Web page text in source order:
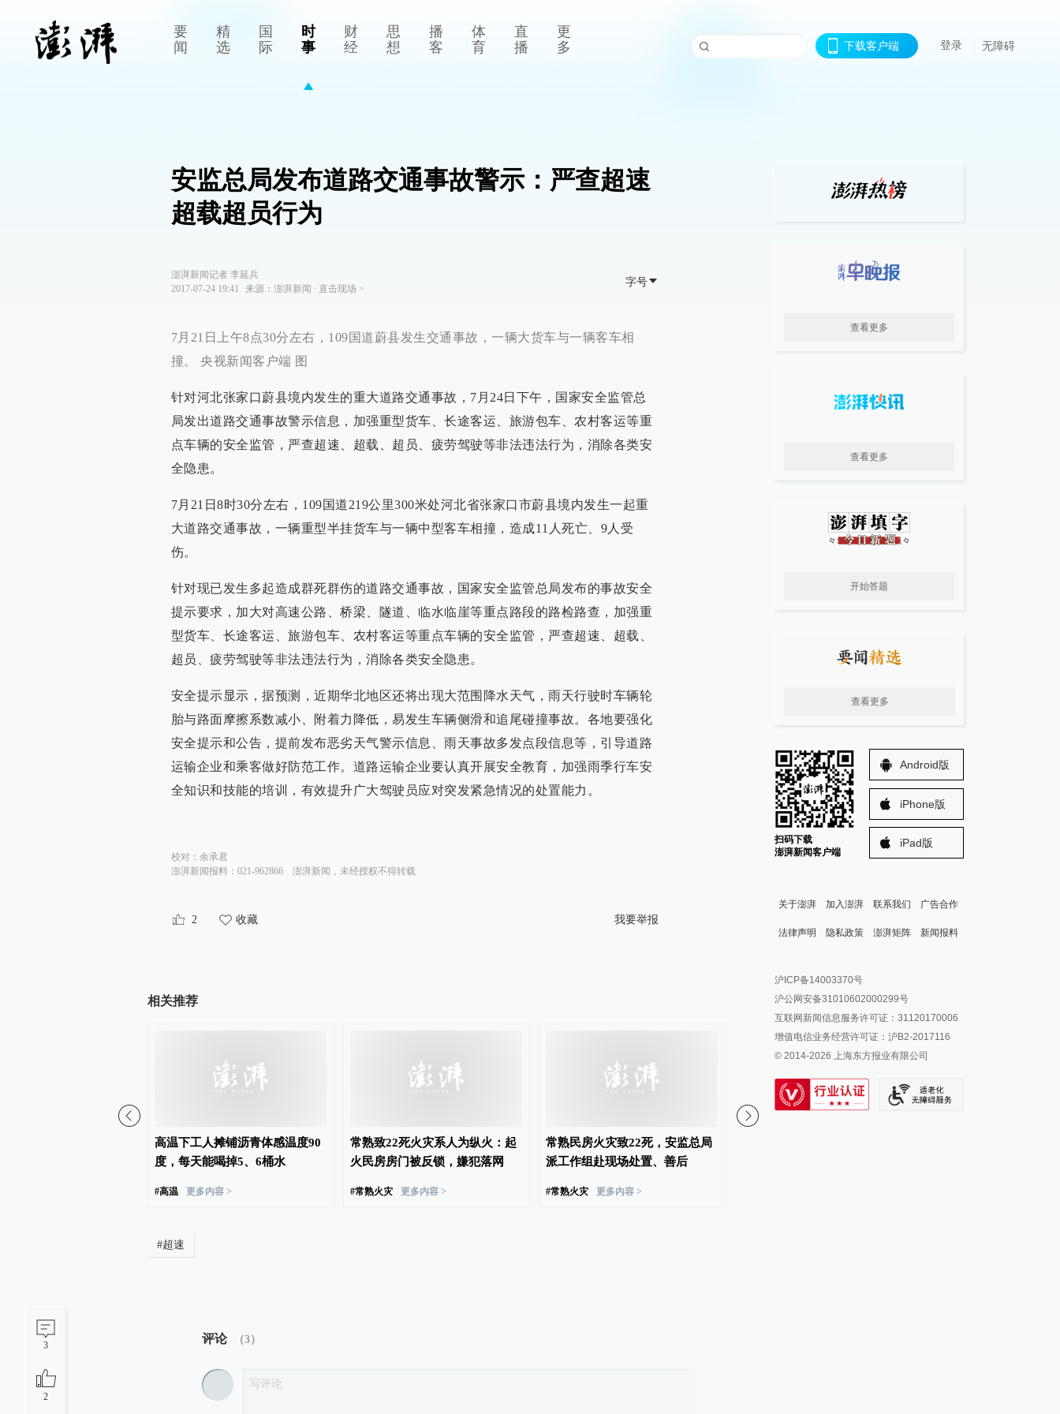
要
闻
精
选
国
际
时
事
财
经
思
想
播
客
体
育
直
播
更
多
下载客户端 登录 无障碍
3
2
安监总局发布道路交通事故警示：严查超速
超载超员行为
澎湃新闻记者 李延兵
2017-07-24 19:41
来源： 澎湃新闻 ∙ 直击现场 >
字号
7月21日上午8点30分左右，109国道蔚县发生交通事故，一辆大货车与一辆客车相
撞。 央视新闻客户端 图
针对河北张家口蔚县境内发生的重大道路交通事故，7月24日下午，国家安全监管总
局发出道路交通事故警示信息，加强重型货车、长途客运、旅游包车、农村客运等重
点车辆的安全监管，严查超速、超载、超员、疲劳驾驶等非法违法行为，消除各类安
全隐患。
7月21日8时30分左右，109国道219公里300米处河北省张家口市蔚县境内发生一起重
大道路交通事故，一辆重型半挂货车与一辆中型客车相撞，造成11人死亡、9人受
伤。
针对现已发生多起造成群死群伤的道路交通事故，国家安全监管总局发布的事故安全
提示要求，加大对高速公路、桥梁、隧道、临水临崖等重点路段的路检路查，加强重
型货车、长途客运、旅游包车、农村客运等重点车辆的安全监管，严查超速、超载、
超员、疲劳驾驶等非法违法行为，消除各类安全隐患。
安全提示显示，据预测，近期华北地区还将出现大范围降水天气，雨天行驶时车辆轮
胎与路面摩擦系数减小、附着力降低，易发生车辆侧滑和追尾碰撞事故。各地要强化
安全提示和公告，提前发布恶劣天气警示信息、雨天事故多发点段信息等，引导道路
运输企业和乘客做好防范工作。道路运输企业要认真开展安全教育，加强雨季行车安
全知识和技能的培训，有效提升广大驾驶员应对突发紧急情况的处置能力。
校对： 余承君
澎湃新闻报料：021-962866
澎湃新闻，未经授权不得转载
2 收藏 我要举报
相关推荐
高温下工人摊铺沥青体感温度90
度，每天能喝掉5、6桶水
#高温 更多内容 >
常熟致22死火灾系人为纵火：起
火民房房门被反锁，嫌犯落网
#常熟火灾 更多内容 >
常熟民房火灾致22死，安监总局
派工作组赴现场处置、善后
#常熟火灾 更多内容 >
#超速
评论 （3）
查看更多
查看更多
开始答题
查看更多
扫码下载
澎湃新闻客户端
Android版
iPhone版
iPad版
关于澎湃 加入澎湃 联系我们 广告合作
法律声明 隐私政策 澎湃矩阵
澎湃新闻公众号
澎湃新闻抖音号
派生万物开放平台
IP SHANGHAI
SIXTH TONE
新闻报料
报料邮箱: news@thepaper.cn
沪ICP备14003370号
沪公网安备31010602000299号
互联网新闻信息服务许可证：31120170006
增值电信业务经营许可证：沪B2-2017116
© 2014-2026 上海东方报业有限公司